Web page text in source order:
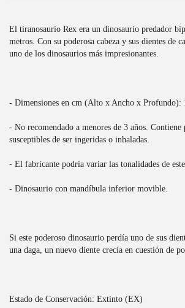
El tiranosaurio Rex era un dinosaurio predador
metros. Con su poderosa cabeza y sus dientes de
uno de los dinosaurios más impresionantes.
- Dimensiones en cm (Alto x Ancho x Profundo):
- No recomendado a menores de 3 años. Contiene
susceptibles de ser ingeridas o inhaladas.
- El fabricante podría variar las tonalidades de
- Dinosaurio con mandíbula inferior movible.
Si este poderoso dinosaurio perdía uno de sus
una daga, un nuevo diente crecía en cuestión de
Estado de Conservación: Extinto (EX)